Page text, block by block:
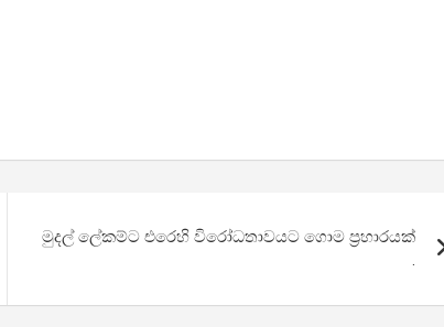
මුදල් ලේකම්ට එරෙහි විරෝධතාවයට ගොම ප්‍රහාරයක්
.